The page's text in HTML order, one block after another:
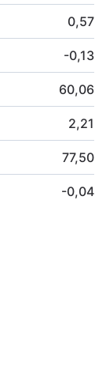
0,57
-0,13
60,06
2,21
77,50
-0,04